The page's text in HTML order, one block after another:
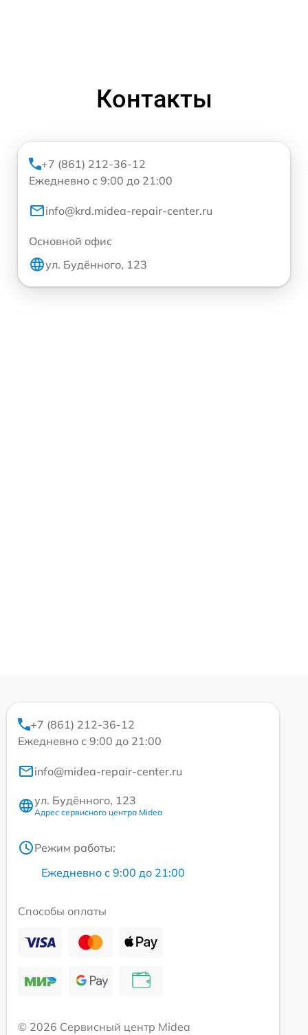
Контакты
+7 (861) 212-36-12
Ежедневно с 9:00 до 21:00
info@krd.midea-repair-center.ru
Основной офис
ул. Будённого, 123
+7 (861) 212-36-12
Ежедневно с 9:00 до 21:00
info@midea-repair-center.ru
ул. Будённого, 123
Адрес сервисного центра Midea
Режим работы:
Ежедневно с 9:00 до 21:00
Способы оплаты
© 2026 Сервисный центр Midea